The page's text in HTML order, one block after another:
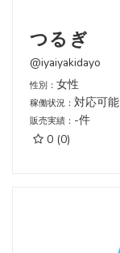
つるぎ
@iyaiyakidayo
性別： 女性
稼働状況： 対応可能
販売実績： -件
0 (0)